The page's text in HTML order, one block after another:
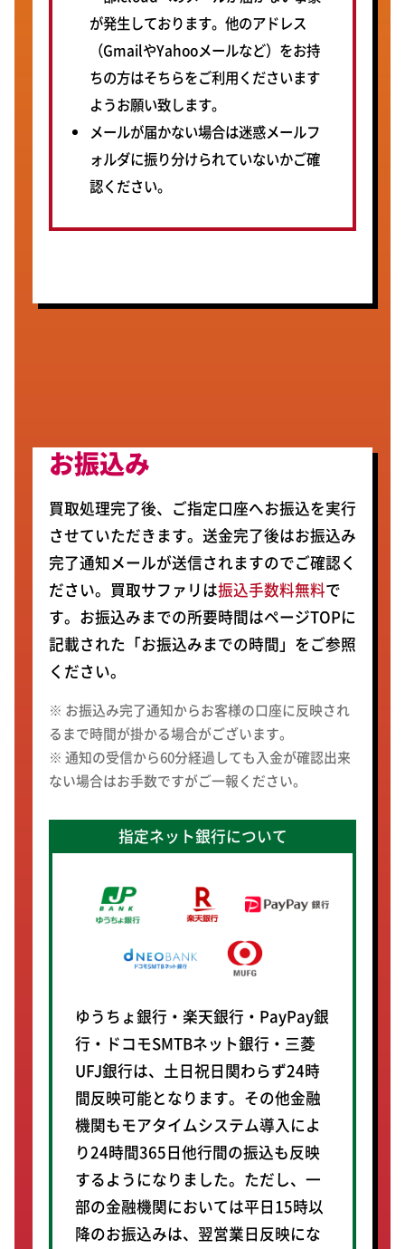
が発生しております。他のアドレス
（GmailやYahooメールなど）をお持
ちの方はそちらをご利用くださいます
ようお願い致します。
メールが届かない場合は迷惑メールフ
ォルダに振り分けられていないかご確
認ください。
お振込み
買取処理完了後、ご指定口座へお振込を実行
させていただきます。送金完了後はお振込み
完了通知メールが送信されますのでご確認く
ださい。買取サファリは振込手数料無料で
す。お振込みまでの所要時間はページTOPに
記載された「お振込みまでの時間」をご参照
ください。
※ お振込み完了通知からお客様の口座に反映され
るまで時間が掛かる場合がございます。
※ 通知の受信から60分経過しても入金が確認出来
ない場合はお手数ですがご一報ください。
指定ネット銀行について
ゆうちょ銀行・楽天銀行・PayPay銀
行・ドコモSMTBネット銀行・三菱
UFJ銀行は、土日祝日関わらず24時
間反映可能となります。その他金融
機関もモアタイムシステム導入によ
り24時間365日他行間の振込も反映
するようになりました。ただし、一
部の金融機関においては平日15時以
降のお振込みは、翌営業日反映にな